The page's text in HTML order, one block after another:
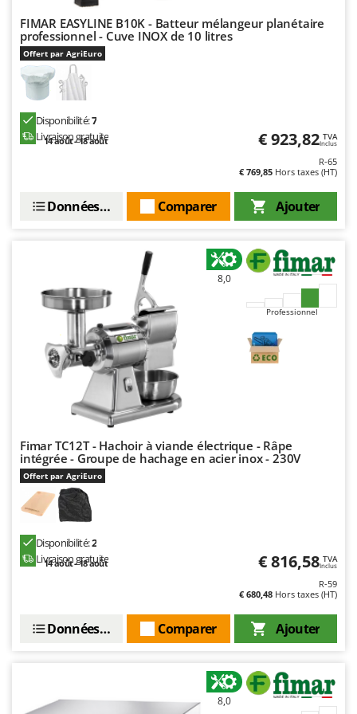
New O.M.R.A.
Nilfisk
Ninja
Novatec
Novital
NuAir
Officine Savioli
Omas
Ompagrill
Ooni
Oriental Koshin
Outdoorchef
Palumbo Pavi
Partisani
Paterlini
Pramac
R.G.V.
Redback
FIMAR EASYLINE B10K - Batteur mélangeur planétaire
professionnel - Cuve INOX de 10 litres
Offert par AgriEuro
Disponibilité:7
Livraison gratuite
14 août - 18 août € 923,82 TVA
Inclus
R-65
€ 769,85 Hors taxes (HT)
Ajouter
Comparer
Données techniques
8,0
Professionnel
Fimar TC12T - Hachoir à viande électrique - Râpe
intégrée - Groupe de hachage en acier inox - 230V
Offert par AgriEuro
Disponibilité:2
Livraison gratuite
14 août - 18 août € 816,58 TVA
Inclus
R-59
€ 680,48 Hors taxes (HT)
Ajouter
Comparer
Données techniques
8,0